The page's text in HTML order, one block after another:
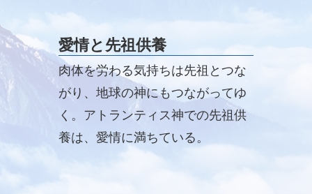
愛情と先祖供養
肉体を労わる気持ちは先祖とつな
がり、地球の神にもつながってゆ
く。アトランティス神での先祖供
養は、愛情に満ちている。